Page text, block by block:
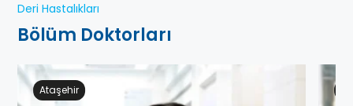
Deri Hastalıkları
Bölüm Doktorları
Ataşehir